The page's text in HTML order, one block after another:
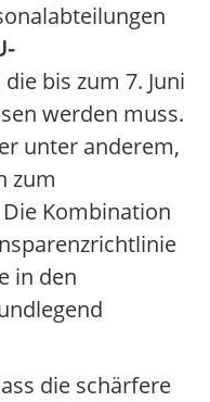
bis zum 7. Juni
werden muss.
unter anderem,
zum
Kombination
in den
die schärfere